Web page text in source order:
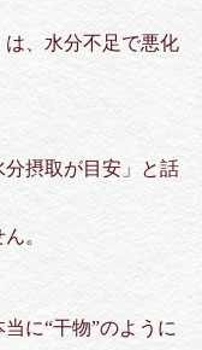
、水分不足で悪化
分摂取が目安」と話
。
当に“干物”のように